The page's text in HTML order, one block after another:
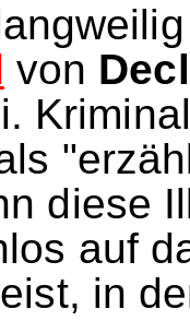
von
diese
auf
in